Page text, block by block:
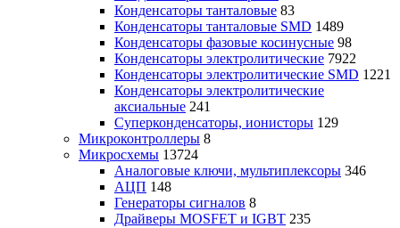
Конденсаторы танталовые 83
Конденсаторы танталовые SMD 1489
Конденсаторы фазовые косинусные 98
Конденсаторы электролитические 7922
Конденсаторы электролитические SMD 1221
Конденсаторы электролитические
аксиальные 241
Суперконденсаторы, ионисторы 129
Микроконтроллеры 8
Микросхемы 13724
Аналоговые ключи, мультиплексоры 346
АЦП 148
Генераторы сигналов 8
Драйверы MOSFET и IGBT 235